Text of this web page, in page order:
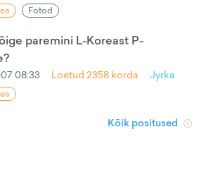
Fotod
paremini L-Koreast P-
08:33 Loetud 2358 korda Jyrka
Kõik positused